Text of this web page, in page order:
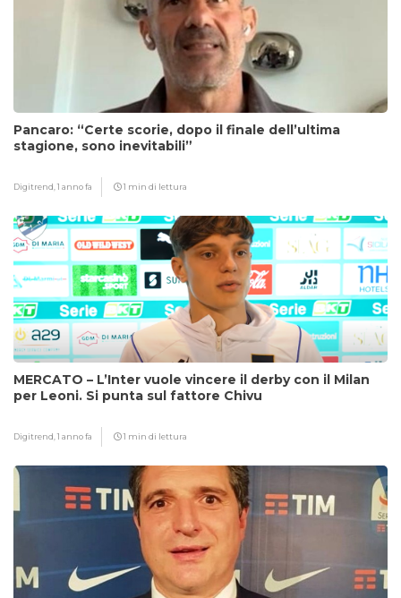
Pancaro: “Certe scorie, dopo il finale dell’ultima
stagione, sono inevitabili”
Digitrend,1 anno fa 1 min di lettura
MERCATO – L’Inter vuole vincere il derby con il Milan
per Leoni. Si punta sul fattore Chivu
Digitrend,1 anno fa 1 min di lettura